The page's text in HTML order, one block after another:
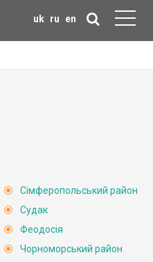
uk ru en
Сімферопольський район
Судак
Феодосія
Чорноморський район